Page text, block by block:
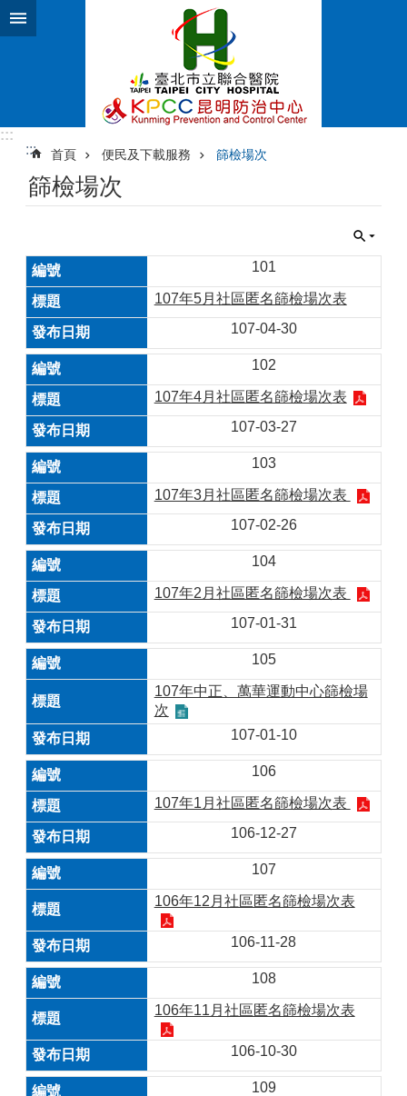
跳到主要內容區塊
:::
:::
首頁 便民及下載服務 篩檢場次
篩檢場次
101
107年5月社區匿名篩檢場次表
107-04-30
102
107年4月社區匿名篩檢場次表
107-03-27
103
107年3月社區匿名篩檢場次表
107-02-26
104
107年2月社區匿名篩檢場次表
107-01-31
105
107年中正、萬華運動中心篩檢場
次
107-01-10
106
107年1月社區匿名篩檢場次表
106-12-27
107
106年12月社區匿名篩檢場次表
106-11-28
108
106年11月社區匿名篩檢場次表
106-10-30
109